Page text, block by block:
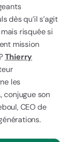
dès qu’il s’agit
risquée si
mission
Thierry
les
conjugue son
CEO de